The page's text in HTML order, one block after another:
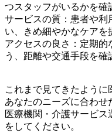
つスタッフがいるかを確
サービスの質：患者や利
い、きめ細やかなケアを
アクセスの良さ：定期的
う、距離や交通手段を
これまで見てきたように
あなたのニーズに合わせ
医療機関・介護サービ
をしてください。